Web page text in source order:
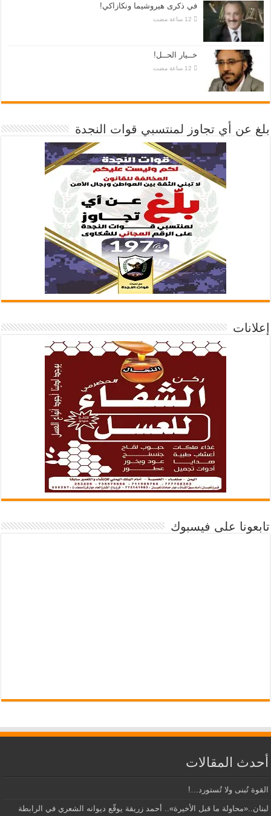
في ذكرى هيروشيما ونكازاكي!
خــيار الحــل!
بلغ عن أي تجاوز لمنتسبي قوات النجدة
إعلانات
تابعونا على فيسبوك
أحدث المقالات
القوة تُبنى ولا تُستورد…!
لبنان..«محاولة ما قبل الأخيرة».. أحمد زريقة يوقّع ديوانه الشعري في الرابطة